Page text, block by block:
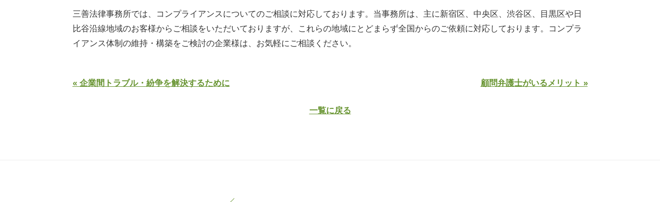
三善法律事務所では、コンプライアンスについてのご相談に対応しております。当事務所は、主に新宿区、中央区、渋谷区、目黒区や日
比谷沿線地域のお客様からご相談をいただいておりますが、これらの地域にとどまらず全国からのご依頼に対応しております。コンプラ
イアンス体制の維持・構築をご検討の企業様は、お気軽にご相談ください。
« 企業間トラブル・紛争を解決するために 顧問弁護士がいるメリット »
一覧に戻る